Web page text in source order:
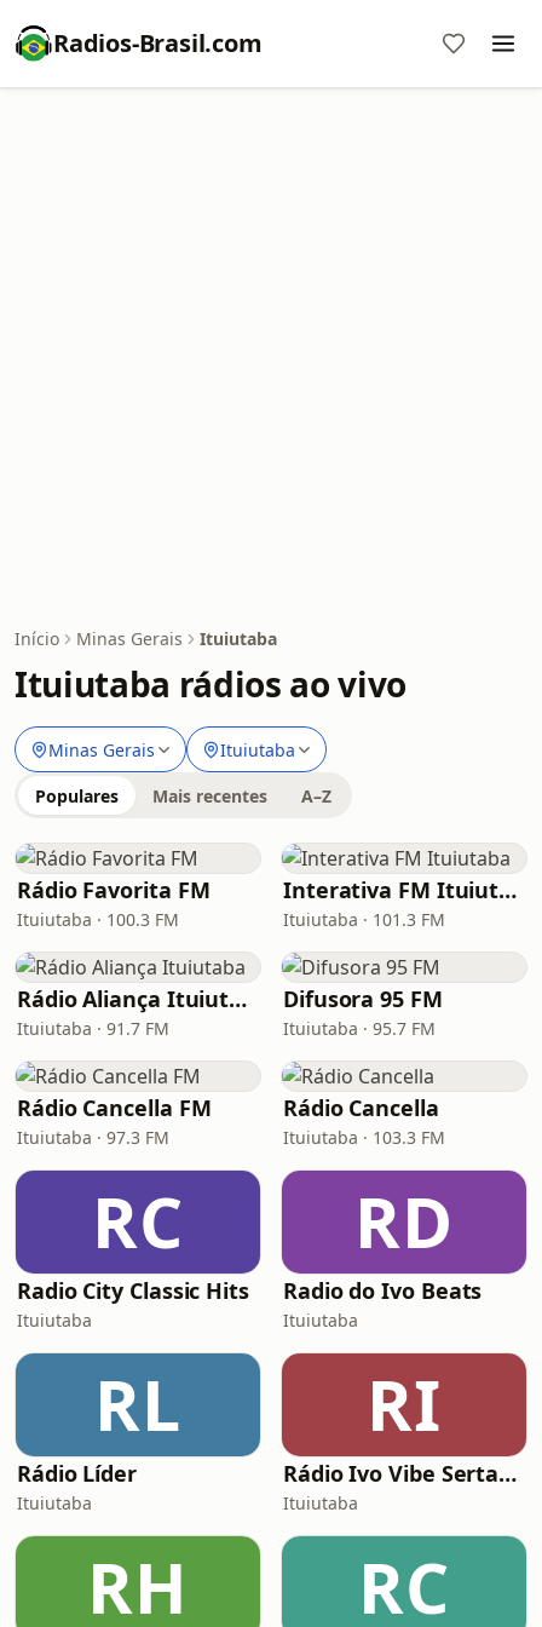
Radios-Brasil.com
Início Minas Gerais Ituiutaba
Ituiutaba rádios ao vivo
Minas Gerais Ituiutaba
Populares Mais recentes A–Z
Rádio Favorita FM
Ituiutaba · 100.3 FM
Interativa FM Ituiutaba
Ituiutaba · 101.3 FM
Rádio Aliança Ituiutaba
Ituiutaba · 91.7 FM
Difusora 95 FM
Ituiutaba · 95.7 FM
Rádio Cancella FM
Ituiutaba · 97.3 FM
Rádio Cancella
Ituiutaba · 103.3 FM
RC
Radio City Classic Hits
Ituiutaba
RD
Radio do Ivo Beats
Ituiutaba
RL
Rádio Líder
Ituiutaba
RI
Rádio Ivo Vibe Sertaneja
Ituiutaba
RH RC